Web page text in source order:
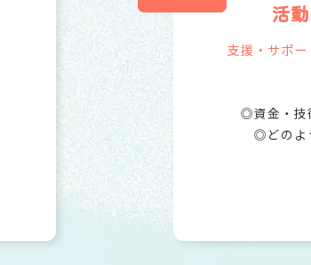
活
支援・サポー
資金・
どの